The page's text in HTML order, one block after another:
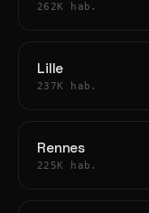
262K hab.
Lille
237K hab.
Rennes
225K hab.